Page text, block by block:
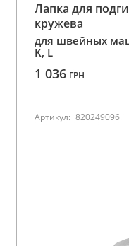
Лапка для
кружева
для швейных
K, L
1 036 ГРН
Артикул: 820249096